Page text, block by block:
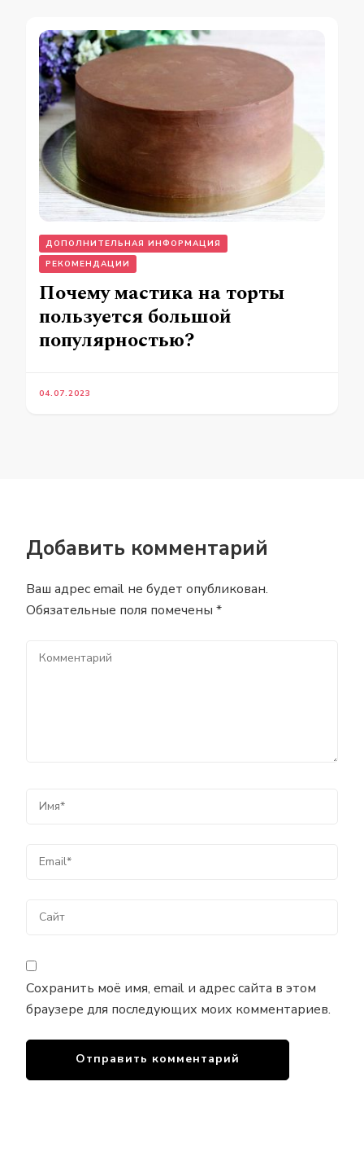
ДОПОЛНИТЕЛЬНАЯ ИНФОРМАЦИЯ
РЕКОМЕНДАЦИИ
Почему мастика на торты
пользуется большой
популярностью?
04.07.2023
Добавить комментарий
Ваш адрес email не будет опубликован.
Обязательные поля помечены *
Сохранить моё имя, email и адрес сайта в этом
браузере для последующих моих комментариев.